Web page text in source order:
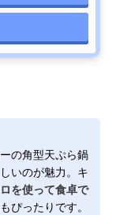
の角型天ぷら鍋
いのが魅力。キ
を使って食卓で
ぴったりです。